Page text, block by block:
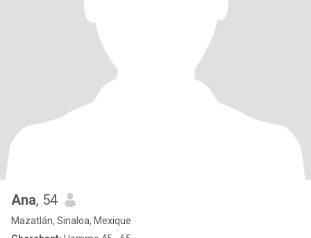
Ana, 54
Mazatlán, Sinaloa, Mexique